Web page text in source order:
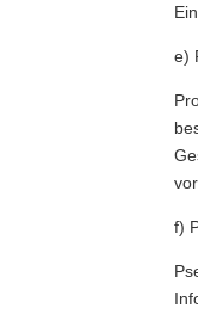
e)
f)